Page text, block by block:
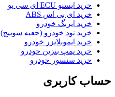
خرید ایسیو ECU ای سی یو
خرید ای بی اس ABS
خرید ایربگ خودرو
خرید نود خودرو (جعبه سوییچ)
خرید ایموبلایزر خودرو
خرید پمپ بنزین خودرو
خرید سنسور خودرو
حساب کاربری